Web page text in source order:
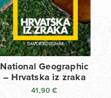
National Geographic
– Hrvatska iz zraka
41,90€